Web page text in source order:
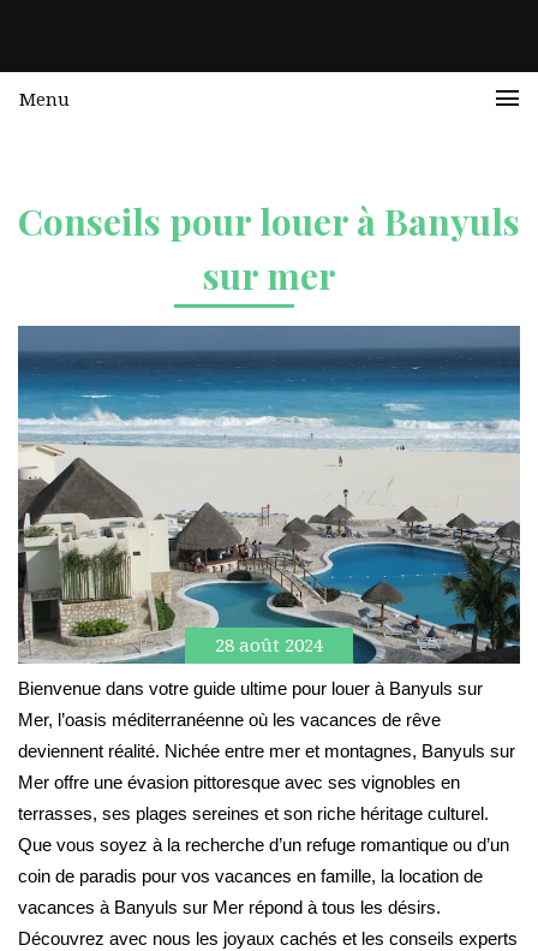
Menu
Conseils pour louer à Banyuls
sur mer
28 août 2024
Bienvenue dans votre guide ultime pour louer à Banyuls sur
Mer, l’oasis méditerranéenne où les vacances de rêve
deviennent réalité. Nichée entre mer et montagnes, Banyuls sur
Mer offre une évasion pittoresque avec ses vignobles en
terrasses, ses plages sereines et son riche héritage culturel.
Que vous soyez à la recherche d’un refuge romantique ou d’un
coin de paradis pour vos vacances en famille, la location de
vacances à Banyuls sur Mer répond à tous les désirs.
Découvrez avec nous les joyaux cachés et les conseils experts